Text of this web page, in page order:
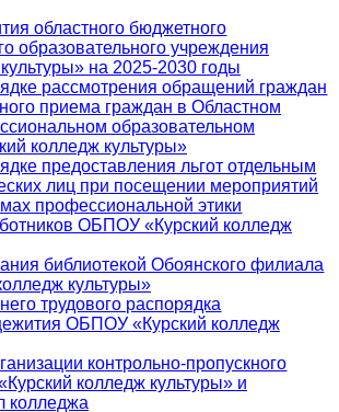
областного бюджетного
образовательного учреждения
на 2025-2030 годы
рассмотрения обращений граждан
приема граждан в Областном
образовательном
колледж культуры»
предоставления льгот отдельным
лиц при посещении мероприятий
профессиональной этики
ОБПОУ «Курский колледж
библиотекой Обоянского филиала
культуры»
трудового распорядка
ОБПОУ «Курский колледж
контрольно-пропускного
колледж культуры» и
колледжа